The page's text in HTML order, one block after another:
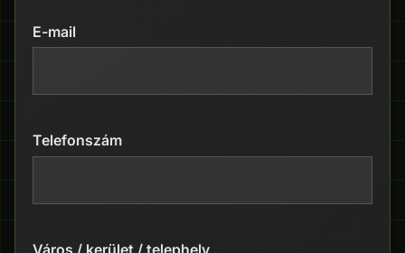
E-mail
Telefonszám